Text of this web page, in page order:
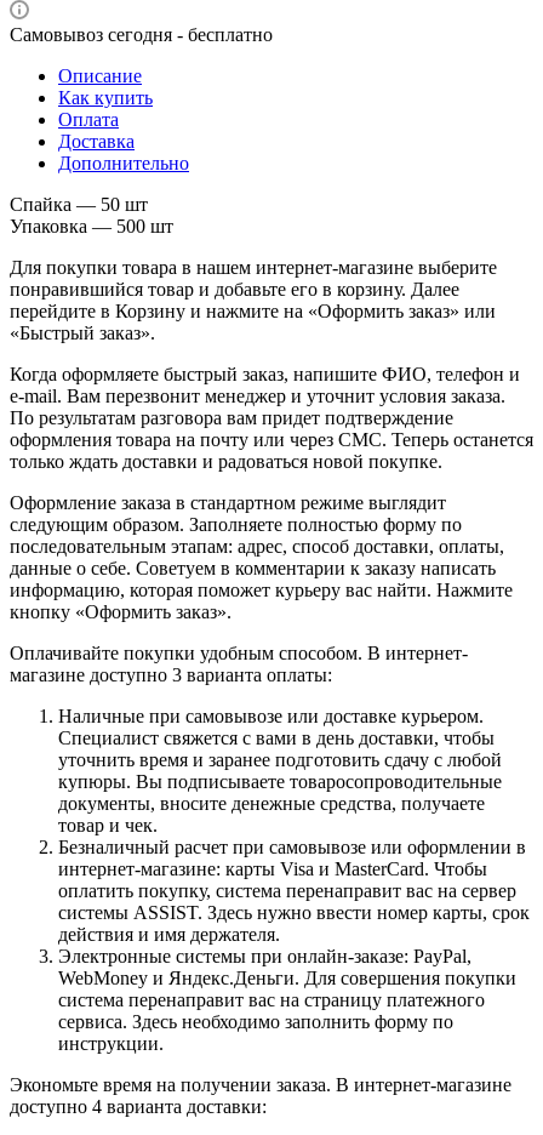
Самовывоз сегодня - бесплатно
Описание
Как купить
Оплата
Доставка
Дополнительно
Спайка — 50 шт
Упаковка — 500 шт
Для покупки товара в нашем интернет-магазине выберите
понравившийся товар и добавьте его в корзину. Далее
перейдите в Корзину и нажмите на «Оформить заказ» или
«Быстрый заказ».
Когда оформляете быстрый заказ, напишите ФИО, телефон и
e-mail. Вам перезвонит менеджер и уточнит условия заказа.
По результатам разговора вам придет подтверждение
оформления товара на почту или через СМС. Теперь останется
только ждать доставки и радоваться новой покупке.
Оформление заказа в стандартном режиме выглядит
следующим образом. Заполняете полностью форму по
последовательным этапам: адрес, способ доставки, оплаты,
данные о себе. Советуем в комментарии к заказу написать
информацию, которая поможет курьеру вас найти. Нажмите
кнопку «Оформить заказ».
Оплачивайте покупки удобным способом. В интернет-
магазине доступно 3 варианта оплаты:
Наличные при самовывозе или доставке курьером.
Специалист свяжется с вами в день доставки, чтобы
уточнить время и заранее подготовить сдачу с любой
купюры. Вы подписываете товаросопроводительные
документы, вносите денежные средства, получаете
товар и чек.
Безналичный расчет при самовывозе или оформлении в
интернет-магазине: карты Visa и MasterCard. Чтобы
оплатить покупку, система перенаправит вас на сервер
системы ASSIST. Здесь нужно ввести номер карты, срок
действия и имя держателя.
Электронные системы при онлайн-заказе: PayPal,
WebMoney и Яндекс.Деньги. Для совершения покупки
система перенаправит вас на страницу платежного
сервиса. Здесь необходимо заполнить форму по
инструкции.
Экономьте время на получении заказа. В интернет-магазине
доступно 4 варианта доставки: